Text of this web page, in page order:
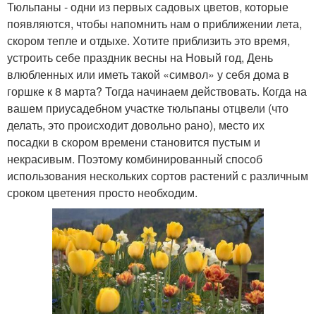
Тюльпаны - одни из первых садовых цветов, которые
появляются, чтобы напомнить нам о приближении лета,
скором тепле и отдыхе. Хотите приблизить это время,
устроить себе праздник весны на Новый год, День
влюбленных или иметь такой «символ» у себя дома в
горшке к 8 марта? Тогда начинаем действовать. Когда на
вашем приусадебном участке тюльпаны отцвели (что
делать, это происходит довольно рано), место их
посадки в скором времени становится пустым и
некрасивым. Поэтому комбинированный способ
использования нескольких сортов растений с различным
сроком цветения просто необходим.